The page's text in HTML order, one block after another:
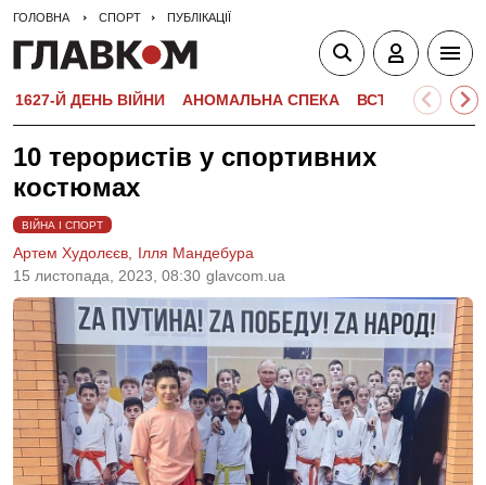
ГОЛОВНА СПОРТ ПУБЛІКАЦІЇ
1627-Й ДЕНЬ ВІЙНИ АНОМАЛЬНА СПЕКА ВСТУПНА
10 терористів у спортивних
костюмах
ВІЙНА І СПОРТ
15 листопада, 2023, 08:30 glavcom.ua
Артем Худолєєв, Ілля Мандебура